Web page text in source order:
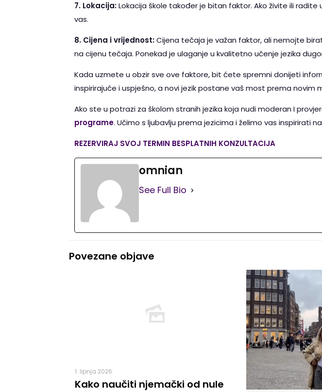
7. Lokacija:Lokacija škole također je bitan faktor. Ako živite ili
vas.
8. Cijena i vrijednost:Cijena tečaja je važan faktor, ali nemojte
na cijenu tečaja. Ponekad je ulaganje u kvalitetno učenje jezika
Kada uzmete u obzir sve ove faktore, bit ćete spremni donijeti
inspirirajuće i uspješno, a novi jezik postane vaš most prema novim
Ako ste u potrazi za školom stranih jezika koja nudi moderan I
programe. Učimo s ljubavlju prema jezicima i želimo vas inspirirati
REZERVIRAJ SVOJ TERMIN BESPLATNIH KONZULTACIJA
omnian
See Full Bio
Povezane objave
1. lipnja 2026.
Kako naučiti njemački od nule